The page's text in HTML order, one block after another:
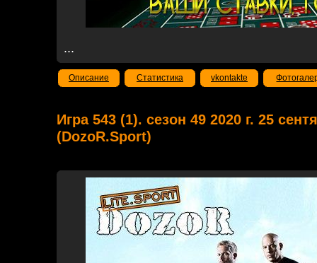
...
Описание Статистика vkontakte
Игра 543 (1). сезон 49 2020 г. 25
(DozoR.Sport)